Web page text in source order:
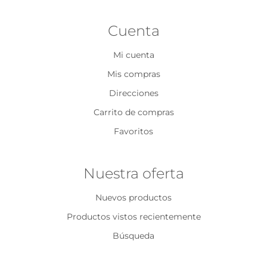
Cuenta
Mi cuenta
Mis compras
Direcciones
Carrito de compras
Favoritos
Nuestra oferta
Nuevos productos
Productos vistos recientemente
Búsqueda